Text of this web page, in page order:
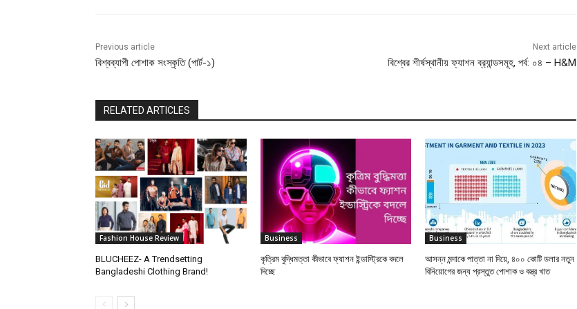
Previous article
বিশ্বব্যাপী পোশাক সংস্কৃতি (পার্ট-১)
Next article
বিশ্বের শীর্ষস্থানীয় ফ্যাশন ব্র‍্যান্ডসমূহ, পর্ব: ০৪ – H&M
RELATED ARTICLES
Fashion House Review
BLUCHEEZ- A Trendsetting
Bangladeshi Clothing Brand!
Business
কৃত্রিম বুদ্ধিমত্তা কীভাবে ফ্যাশন ইন্ডাস্ট্রিকে বদলে
দিচ্ছে
Business
আসন্ন মন্দাকে পাত্তা না দিয়ে, ৪০০ কোটি ডলার নতুন
বিনিয়োগের জন্য প্রস্তুত পোশাক ও বস্ত্র খাত